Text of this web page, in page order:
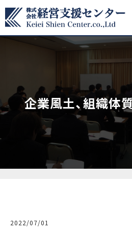
企業風土、組織体
2022/07/01